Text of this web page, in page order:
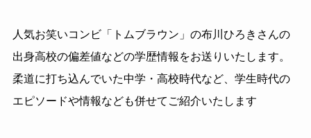
人気お笑いコンビ「トムブラウン」の布川ひろきさんの
出身高校の偏差値などの学歴情報をお送りいたします。
柔道に打ち込んでいた中学・高校時代など、学生時代の
エピソードや情報なども併せてご紹介いたします